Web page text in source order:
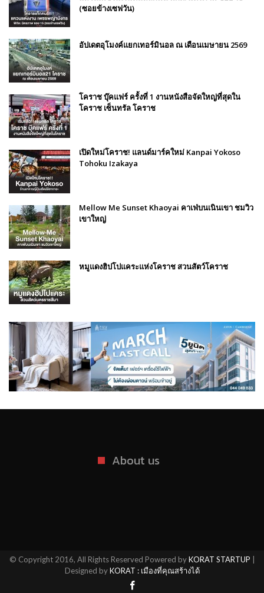
(ซอยข้างเซฟวัน)
อัปเดตอุโมงค์แยกเทอร์มินอล ณ เดือนเมษายน 2569
โคราช บุ๊คแฟร์​ ครั้งที่​ 1 งานหนังสือจัดใหญ่ที่สุดใน
โคราช เซ็นทรัล โคราช
เปิดใหม่โคราช! แลนด์มาร์คใหม่ Kanpai Yokoso
Tohoku Izakaya
Mellow Me Sunset Khaoyai คาเฟ่บนเนินเขา ชมวิว
เขาใหญ่
หมูแดงฮิปโปแคระแห่งโคราช สวนสัตว์โคราช
About us
© Copyright 2016, All Rights Reserved Powered byKORAT STARTUP
Designed byKORAT : เมืองที่คุณสร้างได้